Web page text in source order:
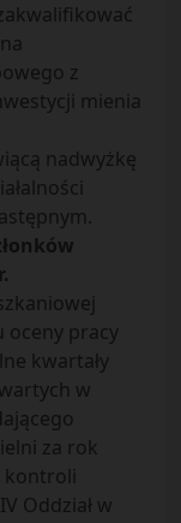
z
mienia
nadwyżkę
oceny pracy
kwartały
w
za rok
Oddział w